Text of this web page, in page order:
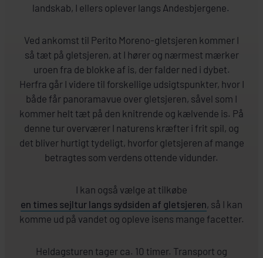
landskab, I ellers oplever langs Andesbjergene.
Ved ankomst til Perito Moreno-gletsjeren kommer I
så tæt på gletsjeren, at I hører og nærmest mærker
uroen fra de blokke af is, der falder ned i dybet.
Herfra går I videre til forskellige udsigtspunkter, hvor I
både får panoramavue over gletsjeren, såvel som I
kommer helt tæt på den knitrende og kælvende is. På
denne tur overværer I naturens kræfter i frit spil, og
det bliver hurtigt tydeligt, hvorfor gletsjeren af mange
betragtes som verdens ottende vidunder.
I kan også vælge at tilkøbe
en times sejltur langs sydsiden af gletsjeren, så I kan
komme ud på vandet og opleve isens mange facetter.
Heldagsturen tager ca. 10 timer. Transport og